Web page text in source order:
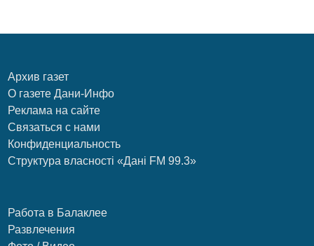
Архив газет
О газете Дани-Инфо
Реклама на сайте
Связаться с нами
Конфиденциальность
Структура власності «Дані FM 99.3»
Работа в Балаклее
Развлечения